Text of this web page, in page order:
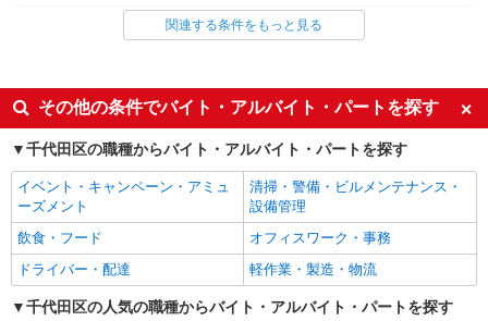
［アルバイト・パート］時給1,250円以上(高校
生：時給1,226円以上) ※昇給あり
キープ 詳細を見る
派遣社員
株式会社シーエーセールススタッフ/tkINAKab01
時給1540円〜1640円 ※経験・能力による 上
記給与＋時間外勤務手当＋交通費支給◎
Allbirds （オールバーズ） 丸の内
同じ雇用形態から東京駅の求人を探す
同じ特徴から東京駅の求人を探す
週払い
週2～3日勤務OK
短時間勤務（1日4h以内）OK
上場企業・上場企業のグループ会
社
扶養内勤務OK
交通費支給
同じ職種から求人を探す
ファッション・アパレル
関連する条件をもっと見る
その他の条件でバイト・アルバイト・パートを探す
千代田区の職種からバイト・アルバイト・パートを探す
イベント・キャンペーン・アミュ
ーズメント
清掃・警備・ビルメンテナンス・
設備管理
飲食・フード
オフィスワーク・事務
ドライバー・配達
軽作業・製造・物流
千代田区の人気の職種からバイト・アルバイト・パートを探す